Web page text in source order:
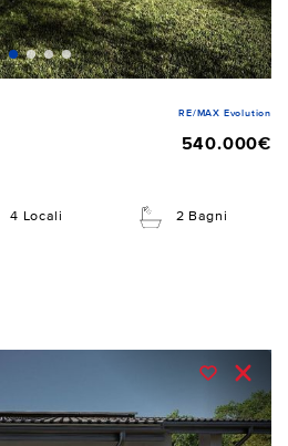
RE/MAX Evolution
540.000€
4 Locali 2 Bagni